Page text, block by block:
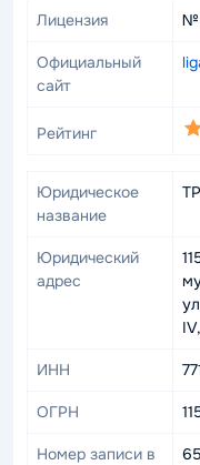
Лицензия №
Официальный
сайт
Рейтинг
1,0
Юридическое
название
Юридический
адрес
ИНН
ОГРН
Номер записи в